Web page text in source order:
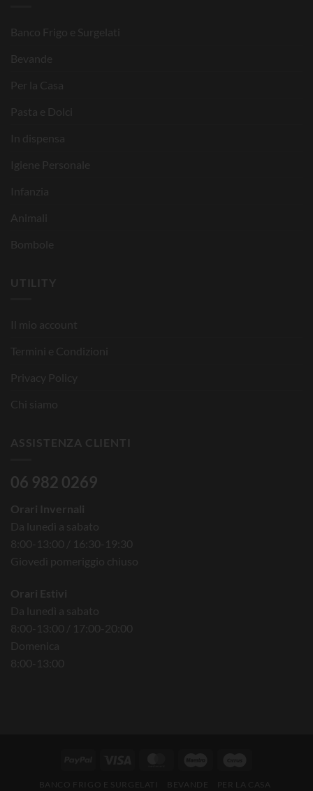
Banco Frigo e Surgelati
Bevande
Per la Casa
Pasta e Dolci
In dispensa
Igiene Personale
Infanzia
Animali
Bombole
UTILITY
Il mio account
Termini e Condizioni
Privacy Policy
Chi siamo
ASSISTENZA CLIENTI
06 982 0269
Orari Invernali
Da lunedì a sabato
8:00-13:00 / 16:30-19:30
Giovedì pomeriggio chiuso
Orari Estivi
Da lunedì a sabato
8:00-13:00 / 17:00-20:00
Domenica
8:00-13:00